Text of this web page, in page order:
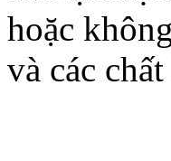
hoặc
và các